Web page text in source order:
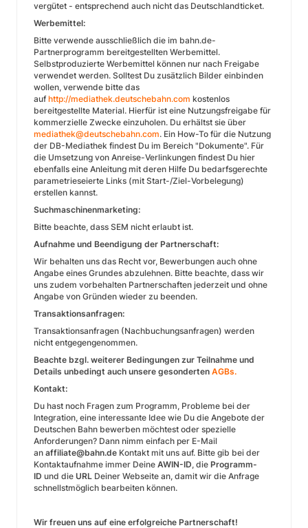
vergütet - entsprechend auch nicht das Deutschlandticket.
Werbemittel:
Bitte verwende ausschließlich die im bahn.de-
Partnerprogramm bereitgestellten Werbemittel.
Selbstproduzierte Werbemittel können nur nach Freigabe
verwendet werden. Solltest Du zusätzlich Bilder einbinden
wollen, verwende bitte das
aufhttp://mediathek.deutschebahn.com kostenlos
bereitgestellte Material. Hierfür ist eine Nutzungsfreigabe für
kommerzielle Zwecke einzuholen. Du erhältst sie über
mediathek@deutschebahn.com. Ein How-To für die Nutzung
der DB-Mediathek findest Du im Bereich "Dokumente". Für
die Umsetzung von Anreise-Verlinkungen findest Du hier
ebenfalls eine Anleitung mit deren Hilfe Du bedarfsgerechte
parametrieseierte Links (mit Start-/Ziel-Vorbelegung)
erstellen kannst.
Suchmaschinenmarketing:
Bitte beachte, dass SEM nicht erlaubt ist.
Aufnahme und Beendigung der Partnerschaft:
Wir behalten uns das Recht vor, Bewerbungen auch ohne
Angabe eines Grundes abzulehnen. Bitte beachte, dass wir
uns zudem vorbehalten Partnerschaften jederzeit und ohne
Angabe von Gründen wieder zu beenden.
Transaktionsanfragen:
Transaktionsanfragen (Nachbuchungsanfragen) werden
nicht entgegengenommen.
Beachte bzgl. weiterer Bedingungen zur Teilnahme und
Details unbedingt auch unsere gesonderten AGBs.
Kontakt:
Du hast noch Fragen zum Programm, Probleme bei der
Integration, eine interessante Idee wie Du die Angebote der
Deutschen Bahn bewerben möchtest oder spezielle
Anforderungen? Dann nimm einfach per E-Mail
an affiliate@bahn.de Kontakt mit uns auf. Bitte gib bei der
Kontaktaufnahme immer Deine AWIN-ID, die Programm-
ID und die URL Deiner Webseite an, damit wir die Anfrage
schnellstmöglich bearbeiten können.
Wir freuen uns auf eine erfolgreiche Partnerschaft!